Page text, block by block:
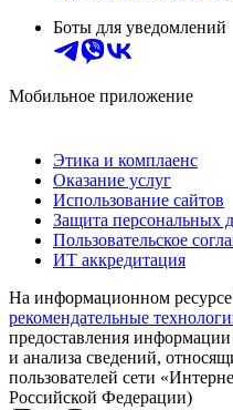
Боты для уведомлений
Мобильное приложение
Этика и комплаенс
Оказание услуг
Использование сайтов
Защита персональных
Пользовательское
ИТ аккредитация
На информационном
рекомендательные
предоставления информации
и анализа сведений,
пользователей сети
Российской Федерации)